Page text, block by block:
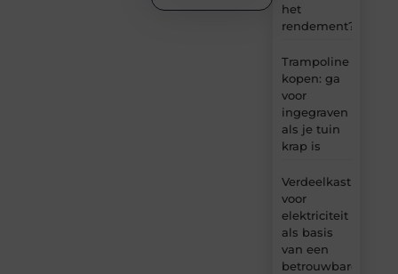
het
rendement?
Trampoline
kopen: ga
voor
ingegraven
als je tuin
krap is
Verdeelkast
voor
elektriciteit
als basis
van een
betrouwbare